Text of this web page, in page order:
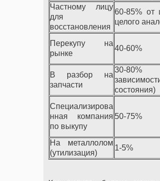
Частному лицу
для
восстановления
60-85% от
целого
Перекупу на
рынке
40-60%
В разбор на
запчасти
30-
состояния)
Специализирова
нная компания
по выкупу
50-75%
На металлолом
(утилизация)
1-5%